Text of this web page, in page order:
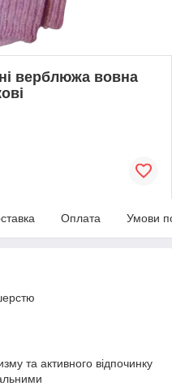
верблюжа вовна
Оплата Умови
та активного відпочинку